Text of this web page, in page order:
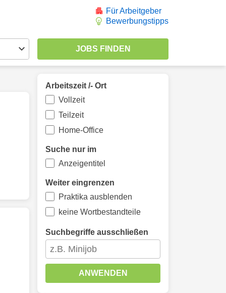
Für Arbeitgeber
Bewerbungstipps
Arbeitszeit /- Ort
Vollzeit
Teilzeit
Home-Office
Suche nur im
Anzeigentitel
Weiter eingrenzen
Praktika ausblenden
keine Wortbestandteile
Suchbegriffe ausschließen
ANWENDEN